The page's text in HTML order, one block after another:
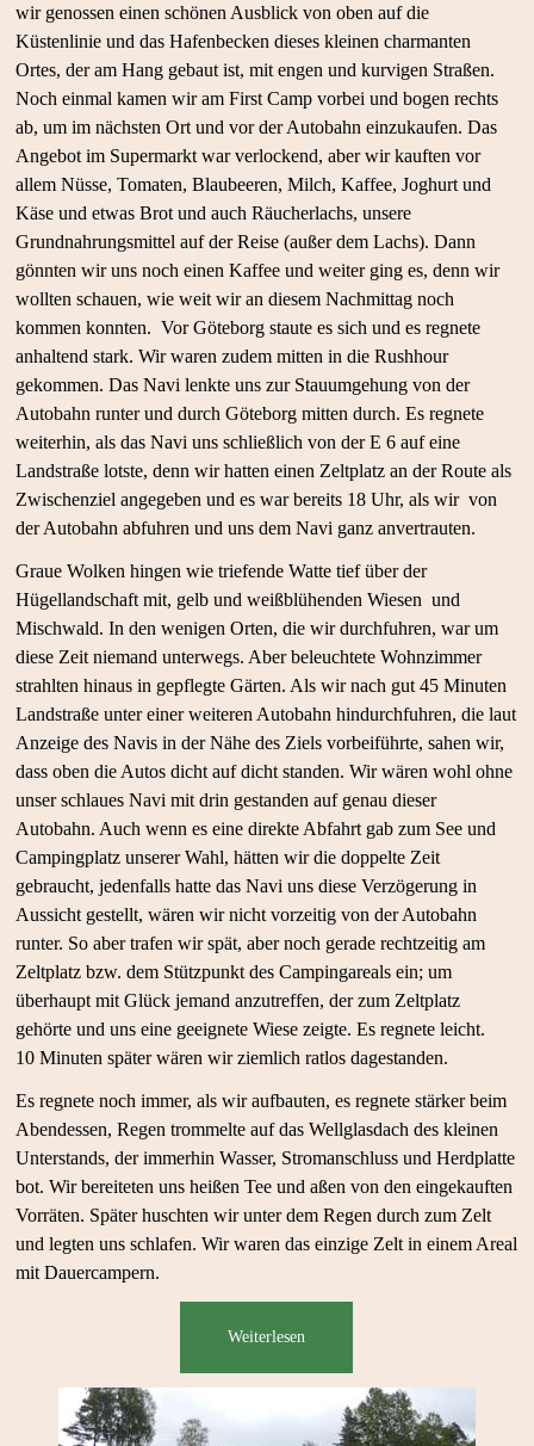
wir genossen einen schönen Ausblick von oben auf die
Küstenlinie und das Hafenbecken dieses kleinen charmanten
Ortes, der am Hang gebaut ist, mit engen und kurvigen Straßen.
Noch einmal kamen wir am First Camp vorbei und bogen rechts
ab, um im nächsten Ort und vor der Autobahn einzukaufen. Das
Angebot im Supermarkt war verlockend, aber wir kauften vor
allem Nüsse, Tomaten, Blaubeeren, Milch, Kaffee, Joghurt und
Käse und etwas Brot und auch Räucherlachs, unsere
Grundnahrungsmittel auf der Reise (außer dem Lachs). Dann
gönnten wir uns noch einen Kaffee und weiter ging es, denn wir
wollten schauen, wie weit wir an diesem Nachmittag noch
kommen konnten. Vor Göteborg staute es sich und es regnete
anhaltend stark. Wir waren zudem mitten in die Rushhour
gekommen. Das Navi lenkte uns zur Stauumgehung von der
Autobahn runter und durch Göteborg mitten durch. Es regnete
weiterhin, als das Navi uns schließlich von der E 6 auf eine
Landstraße lotste, denn wir hatten einen Zeltplatz an der Route als
Zwischenziel angegeben und es war bereits 18 Uhr, als wir von
der Autobahn abfuhren und uns dem Navi ganz anvertrauten.
Graue Wolken hingen wie triefende Watte tief über der
Hügellandschaft mit, gelb und weißblühenden Wiesen und
Mischwald. In den wenigen Orten, die wir durchfuhren, war um
diese Zeit niemand unterwegs. Aber beleuchtete Wohnzimmer
strahlten hinaus in gepflegte Gärten. Als wir nach gut 45 Minuten
Landstraße unter einer weiteren Autobahn hindurchfuhren, die laut
Anzeige des Navis in der Nähe des Ziels vorbeiführte, sahen wir,
dass oben die Autos dicht auf dicht standen. Wir wären wohl ohne
unser schlaues Navi mit drin gestanden auf genau dieser
Autobahn. Auch wenn es eine direkte Abfahrt gab zum See und
Campingplatz unserer Wahl, hätten wir die doppelte Zeit
gebraucht, jedenfalls hatte das Navi uns diese Verzögerung in
Aussicht gestellt, wären wir nicht vorzeitig von der Autobahn
runter. So aber trafen wir spät, aber noch gerade rechtzeitig am
Zeltplatz bzw. dem Stützpunkt des Campingareals ein; um
überhaupt mit Glück jemand anzutreffen, der zum Zeltplatz
gehörte und uns eine geeignete Wiese zeigte. Es regnete leicht.
10 Minuten später wären wir ziemlich ratlos dagestanden.
Es regnete noch immer, als wir aufbauten, es regnete stärker beim
Abendessen, Regen trommelte auf das Wellglasdach des kleinen
Unterstands, der immerhin Wasser, Stromanschluss und Herdplatte
bot. Wir bereiteten uns heißen Tee und aßen von den eingekauften
Vorräten. Später huschten wir unter dem Regen durch zum Zelt
und legten uns schlafen. Wir waren das einzige Zelt in einem Areal
mit Dauercampern.
Weiterlesen